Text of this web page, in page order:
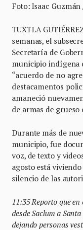
Foto: Isaac
TUXTLA
semanas, el
Secretaría de
municipio indígena
“acuerdo de no
destacamentos
amaneció
de armas de grueso
Durante más de
municipio, fue
voz, de texto y
agosto está
silencio de las
11:35 Reporto que
desde Saclum a
dejando personas